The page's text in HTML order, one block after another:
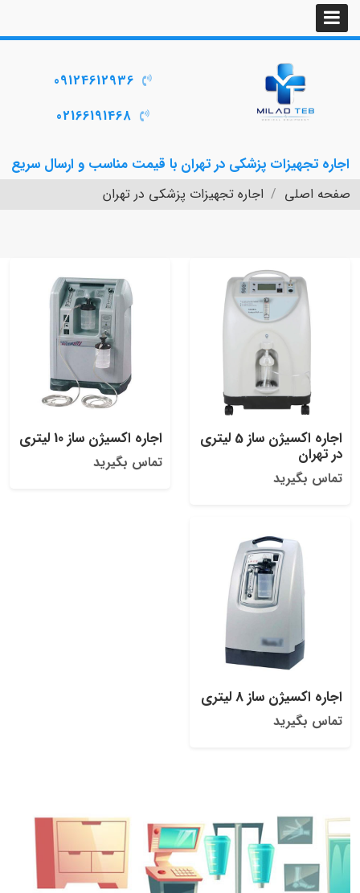
اجاره تجهیزات پزشکی در تهران با قیمت مناسب و ارسال سریع
09124612936
02166191468
صفحه اصلی اجاره تجهیزات پزشکی در تهران
اجاره اکسیژن ساز 5 لیتری
در تهران
تماس بگیرید
اجاره اکسیژن ساز 10 لیتری
تماس بگیرید
اجاره اکسیژن ساز 8 لیتری
تماس بگیرید